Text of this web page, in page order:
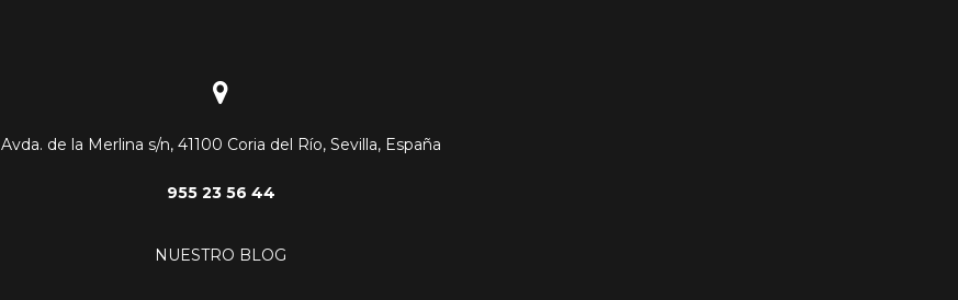
Avda. de la Merlina s/n, 41100 Coria del Río, Sevilla, España
955 23 56 44
NUESTRO BLOG